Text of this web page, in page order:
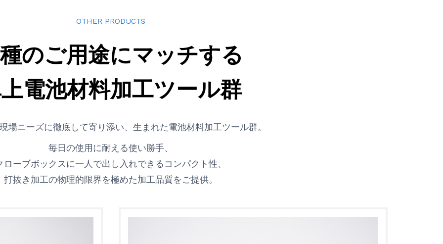
OTHER PRODUCTS
のご用途にマッチする
電池材料加工ツール群
場ニーズに徹底して寄り添い、生まれた電池材料加工ツール群。
毎日の使用に耐える使い勝手、
ローブボックスに一人で出し入れできるコンパクト性、
打抜き加工の物理的限界を極めた加工品質をご提供。